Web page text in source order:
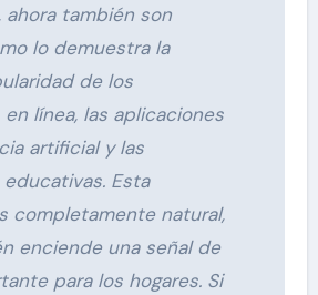
ahora también son
lo demuestra la
de los
línea, las aplicaciones
artificial y las
Esta
completamente natural,
enciende una señal de
para los hogares. Si